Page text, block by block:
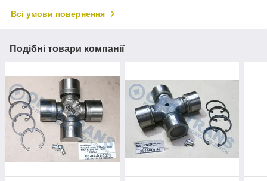
Всі умови повернення
Подібні товари компанії